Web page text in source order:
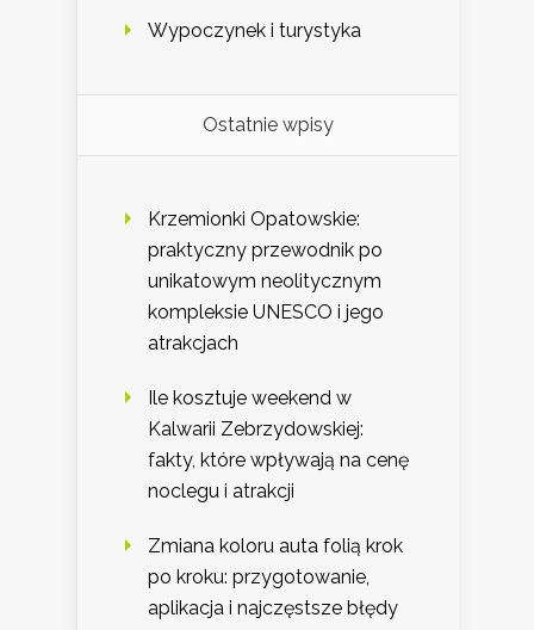
Wypoczynek i turystyka
Ostatnie wpisy
Krzemionki Opatowskie:
praktyczny przewodnik po
unikatowym neolitycznym
kompleksie UNESCO i jego
atrakcjach
Ile kosztuje weekend w
Kalwarii Zebrzydowskiej:
fakty, które wpływają na cenę
noclegu i atrakcji
Zmiana koloru auta folią krok
po kroku: przygotowanie,
aplikacja i najczęstsze błędy